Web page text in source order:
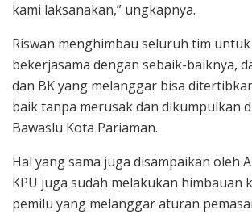
kami laksanakan,” ungkapnya.
Riswan menghimbau seluruh tim
bekerjasama dengan sebaik-baiknya,
dan BK yang melanggar bisa
baik tanpa merusak dan dikumpulkan
Bawaslu Kota Pariaman.
Hal yang sama juga disampaikan oleh
KPU juga sudah melakukan himbauan
pemilu yang melanggar aturan